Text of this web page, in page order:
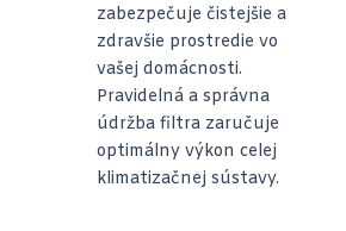
zabezpečuje čistejšie a
zdravšie prostredie vo
vašej domácnosti.
Pravidelná a správna
údržba filtra zaručuje
optimálny výkon celej
klimatizačnej sústavy.